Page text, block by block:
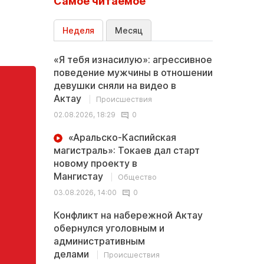
Неделя Месяц
«Я тебя изнасилую»: агрессивное
поведение мужчины в отношении
девушки сняли на видео в
Актау
Происшествия
02.08.2026, 18:29
0
«Аральско-Каспийская
магистраль»: Токаев дал старт
новому проекту в
Мангистау
Общество
03.08.2026, 14:00
0
Конфликт на набережной Актау
обернулся уголовным и
административным
делами
Происшествия